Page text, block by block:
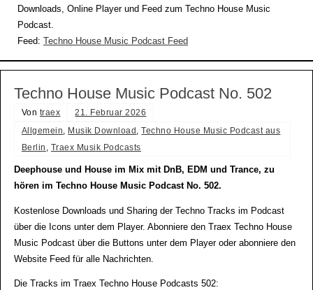
Downloads, Online Player und Feed zum Techno House Music
Podcast.
Feed:
Techno House Music Podcast Feed
Techno House Music Podcast No. 502
Von traex
21. Februar 2026
Allgemein, Musik Download ,Techno House Music Podcast aus
Berlin , Traex Musik Podcasts
Deephouse und House im Mix mit DnB, EDM und Trance, zu
hören im Techno House Music Podcast No. 502.
Kostenlose Downloads und Sharing der Techno Tracks im Podcast
über die Icons unter dem Player. Abonniere den Traex Techno House
Music Podcast über die Buttons unter dem Player oder abonniere den
Website Feed für alle Nachrichten.
Die Tracks im Traex Techno House Podcasts 502: